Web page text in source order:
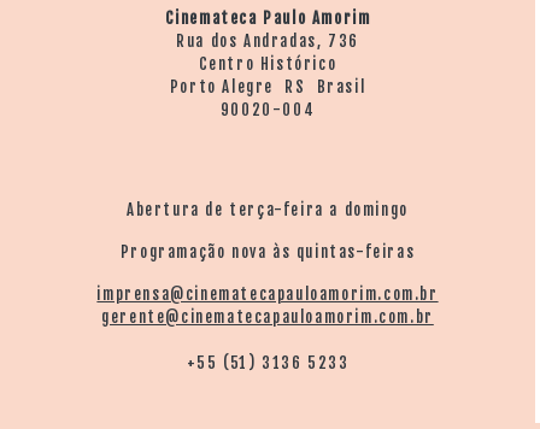
Cinemateca Paulo Amorim
Rua dos Andradas, 736
Centro Histórico
Porto Alegre RS Brasil
90020-004
Abertura de terça-feira a domingo
Programação nova às quintas-feiras
imprensa@cinematecapauloamorim.com.br
gerente@cinematecapauloamorim.com.br
+55 (51) 3136 5233